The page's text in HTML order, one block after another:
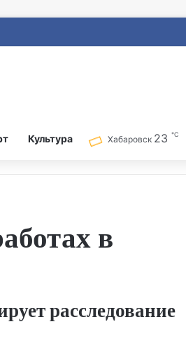
Культура Хабаровск 23 ℃
в
расследование